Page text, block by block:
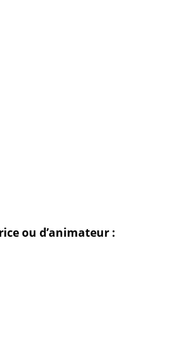
ou d’animateur :